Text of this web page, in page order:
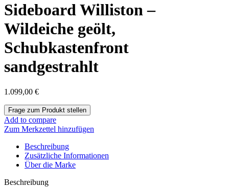
Sideboard Williston –
Wildeiche geölt,
Schubkastenfront
sandgestrahlt
1.099,00 €
Add to compare
Zum Merkzettel hinzufügen
Beschreibung
Zusätzliche Informationen
Über die Marke
Beschreibung